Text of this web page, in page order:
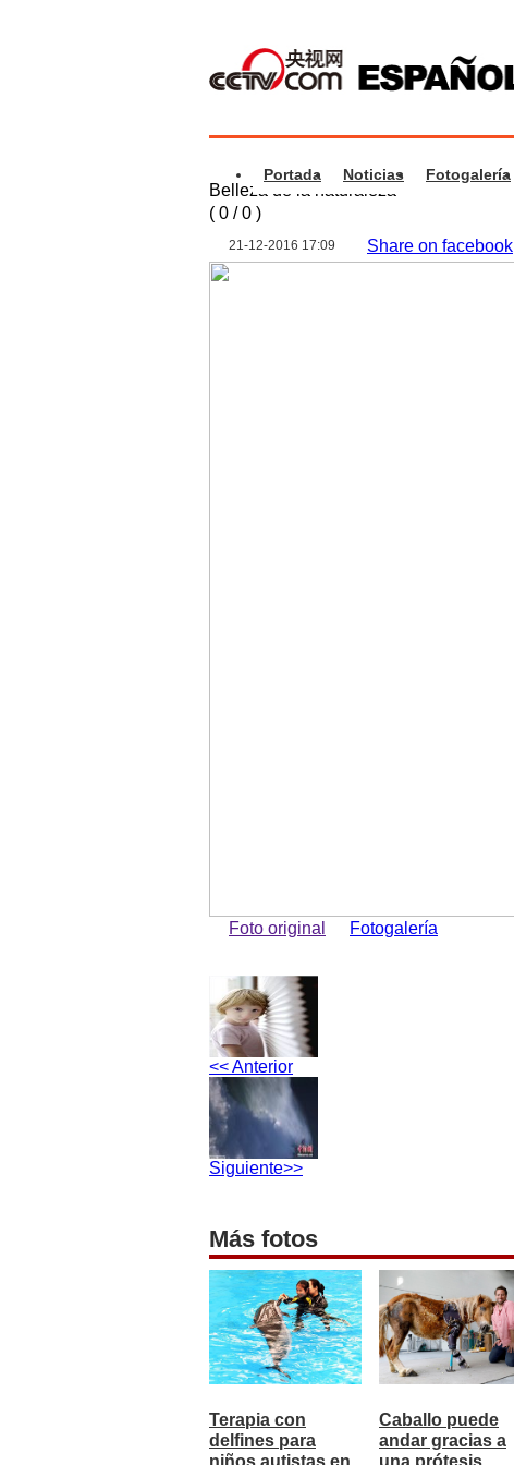
Portada Noticias Fotogalería
Belleza de la naturaleza
( 0 /0 )
21-12-2016 17:09 Share on facebook
Foto original Fotogalería
<< Anterior
Siguiente>>
Más fotos
Terapia con
delfines para
Caballo puede
andar gracias a